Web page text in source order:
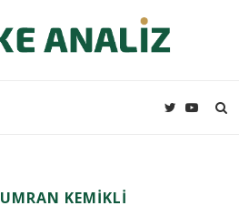
UMRAN KEMIKLI